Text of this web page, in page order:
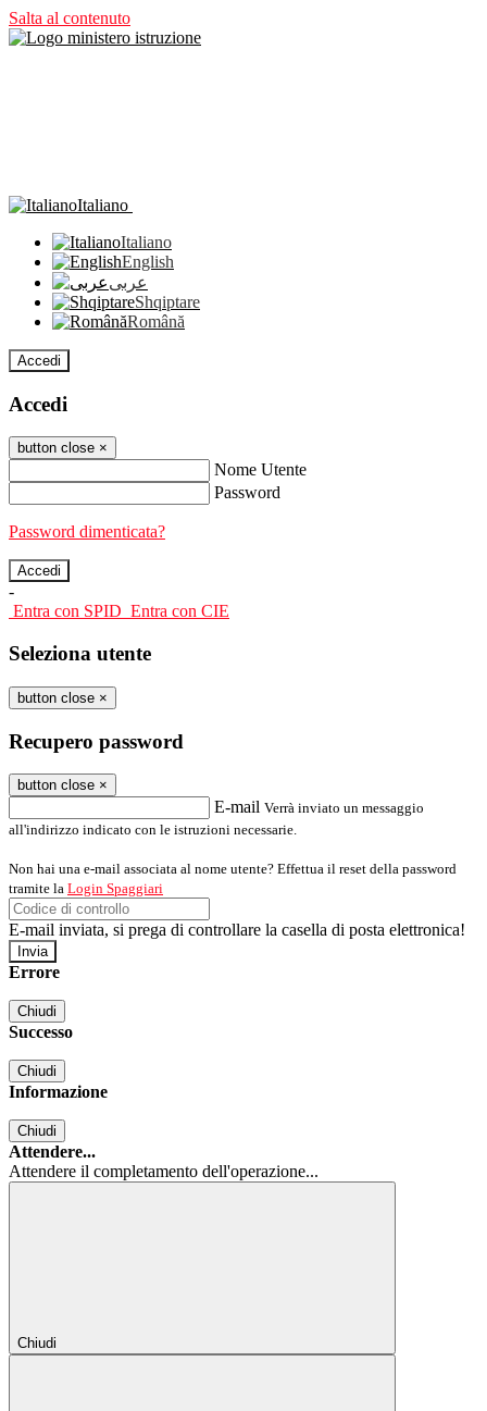
Salta al contenuto
Italiano
Italiano
English
عربى
Shqiptare
Română
Accedi
Accedi
button close ×
Nome Utente
Password
Password dimenticata?
-
Entra con SPID Entra con CIE
Seleziona utente
button close ×
Recupero password
button close ×
E-mail Verrà inviato un messaggio
all'indirizzo indicato con le istruzioni necessarie.
Non hai una e-mail associata al nome utente? Effettua il reset della password
tramite la Login Spaggiari
E-mail inviata, si prega di controllare la casella di posta elettronica!
Errore
Chiudi
Successo
Chiudi
Informazione
Chiudi
Attendere...
Attendere il completamento dell'operazione...
Chiudi